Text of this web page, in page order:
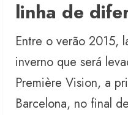
linha de
Entre o verão 2015,
inverno que será
Première Vision, a
Barcelona, no final